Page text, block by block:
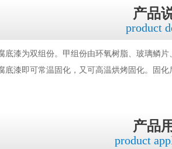
产品
product
底漆为双组份。甲组份由环氧树脂、玻璃鳞
底漆即可常温固化，又可高温烘烤固化。固
产品
product